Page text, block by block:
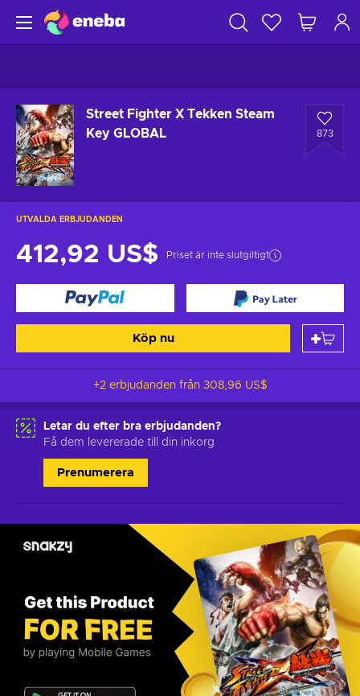
Street Fighter X Tekken Steam
Key GLOBAL
873
UTVALDA ERBJUDANDEN
412,92 US$ Priset är inte slutgiltigt
Köp nu
+2 erbjudanden från 308,96 US$
Letar du efter bra erbjudanden?
Få dem levererade till din inkorg
Prenumerera